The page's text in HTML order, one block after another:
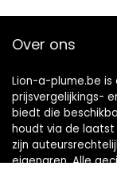
Over ons
Lion-a-plume.be
prijsvergelijkings-
biedt die
houdt via de
zijn
eigenaren. Alle